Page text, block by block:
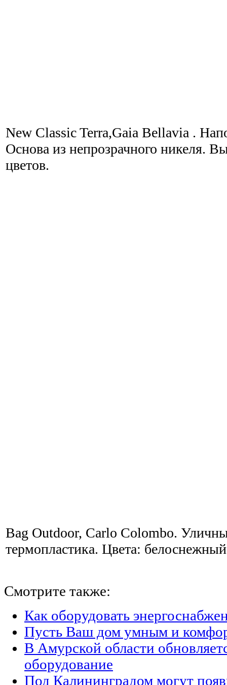
New Classic Terra,Gaia Bellavia .
Основа из непрозрачного никеля.
цветов.
Bag Outdoor, Carlo Colombo.
термопластика. Цвета:
Смотрите также:
Как оборудовать
Пусть Ваш дом умным и
В Амурской области
оборудование
Под Калининградом могут